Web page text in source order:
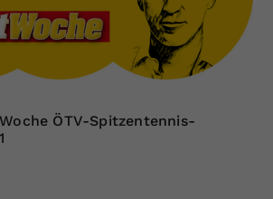
ÖTV-Spitzentennis-